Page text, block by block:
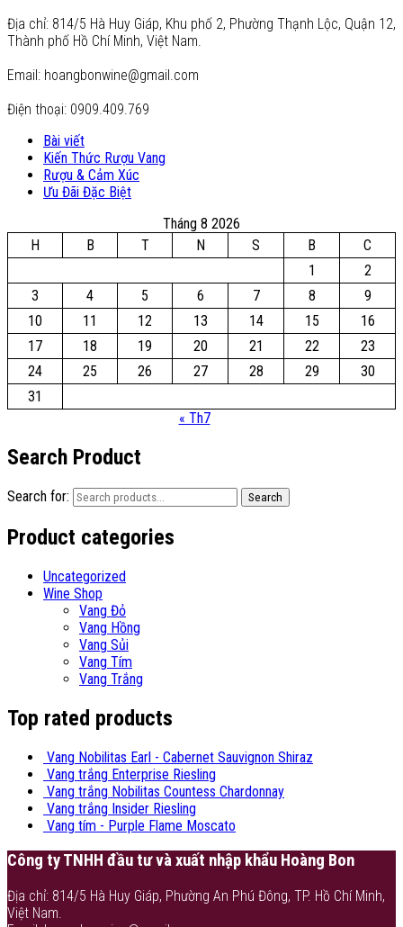
Địa chỉ: 814/5 Hà Huy Giáp, Khu phố 2, Phường Thạnh Lộc, Quận 12,
Thành phố Hồ Chí Minh, Việt Nam.
Email: hoangbonwine@gmail.com
Điện thoại: 0909.409.769
Bài viết
Kiến Thức Rượu Vang
Rượu & Cảm Xúc
Ưu Đãi Đặc Biệt
Tháng 8 2026
H
B T N S B
C
1
2
3
4 5 6 7 8
9
10
11 12 13 14 15
16
17
18 19 20 21 22
23
24
25 26 27 28 29
30
31
« Th7
Search Product
Search for: Search
Product categories
Uncategorized
Wine Shop
Vang Đỏ
Vang Hồng
Vang Sủi
Vang Tím
Vang Trắng
Top rated products
Vang Nobilitas Earl - Cabernet Sauvignon Shiraz
Vang trắng Enterprise Riesling
Vang trắng Nobilitas Countess Chardonnay
Vang trắng Insider Riesling
Vang tím - Purple Flame Moscato
Công ty TNHH đầu tư và xuất nhập khẩu Hoàng Bon
Địa chỉ: 814/5 Hà Huy Giáp, Phường An Phú Đông, TP. Hồ Chí Minh,
Việt Nam.